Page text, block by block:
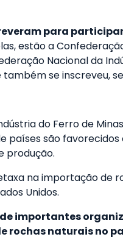
para
estão a
Nacional da
se inscreveu,
do Ferro de
países são
produção.
na importação de
Unidos.
importantes
rochas naturais no